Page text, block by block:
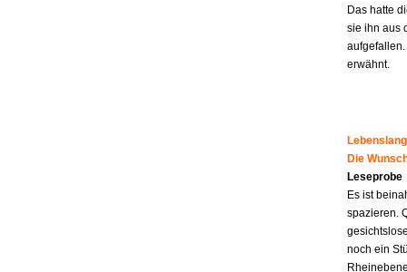
Das hatte
sie ihn aus
erwähnt.
Die
Leseprobe
Es ist
spazieren.
noch ein